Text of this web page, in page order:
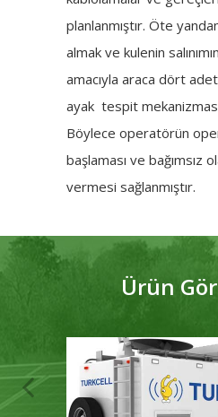
planlanmıştır. Öte
almak ve kulenin
amacıyla araca dört
ayak tespit
Böylece operatörün
başlaması ve bağımsız
vermesi sağlanmıştır.
Ürün